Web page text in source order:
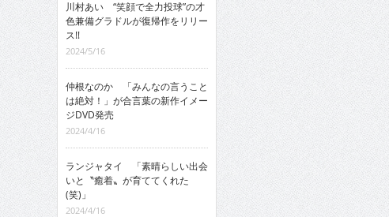
川村あい “笑顔で全力投球”の才
色兼備グラドルが復帰作をリリー
ス!!
2024/5/16
仲根なのか 「みんなの言うこと
は絶対！」が合言葉の新作イメー
ジDVD発売
2024/4/16
ランジャタイ 「素晴らしい出会
いと〝癒着〟が育ててくれた
(笑)」
2024/4/16